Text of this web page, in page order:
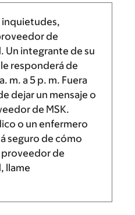
inquietudes,
de
Un integrante de su
responderá de
m. a5 p. m. Fuera
dejar un mensaje o
de MSK.
o un enfermero
seguro de cómo
proveedor de
llame